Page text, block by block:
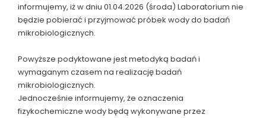
informujemy, iż w dniu 01.04.2026 (środa) Laboratorium nie
będzie pobierać i przyjmować próbek wody do badań
mikrobiologicznych.
Powyższe podyktowane jest metodyką badań i
wymaganym czasem na realizację badań
mikrobiologicznych.
Jednocześnie informujemy, że oznaczenia
fizykochemiczne wody będą wykonywane przez